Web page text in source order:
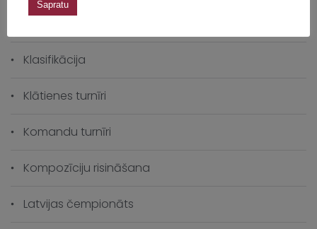
Klasifikācija
Klātienes turnīri
Komandu turnīri
Kompozīciju risināšana
Latvijas čempionāts
Sapratu